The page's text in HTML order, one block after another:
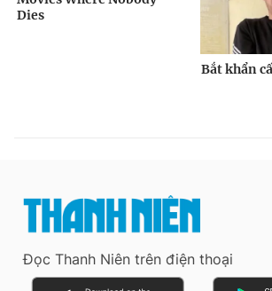
Đọc Thanh Niên trên điện thoại